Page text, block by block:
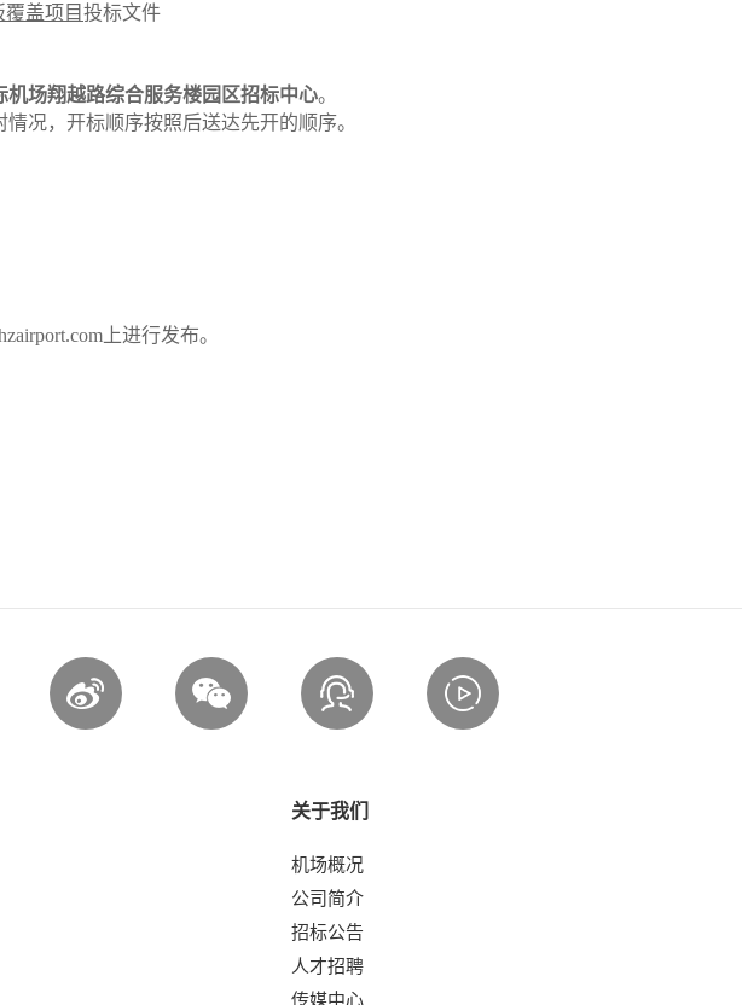
盖项目 投标文件
机场翔越路综合服务楼园区招标中心。
况，开标顺序按照后送达先开的顺序。
上进行发布。
关于我们
机场概况
公司简介
招标公告
人才招聘
传媒中心